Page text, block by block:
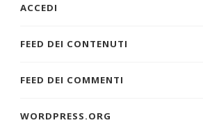
ACCEDI
FEED DEI CONTENUTI
FEED DEI COMMENTI
WORDPRESS.ORG